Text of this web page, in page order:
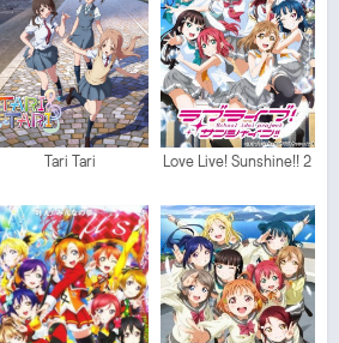
Tari Tari Love Live! Sunshine!! 2